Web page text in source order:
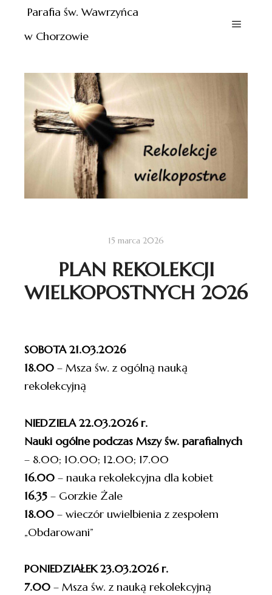
Parafia św. Wawrzyńca
w Chorzowie
15 marca 2026
PLAN REKOLEKCJI
WIELKOPOSTNYCH 2026
SOBOTA 21.03.2026
18.00 – Msza św. z ogólną nauką
rekolekcyjną
NIEDZIELA 22.03.2026 r.
Nauki ogólne podczas Mszy św. parafialnych
– 8.00; 10.00; 12.00; 17.00
16.00 – nauka rekolekcyjna dla kobiet
16.35 – Gorzkie Żale
18.00 – wieczór uwielbienia z zespołem
„Obdarowani”
PONIEDZIAŁEK 23.03.2026 r.
7.00 – Msza św. z nauką rekolekcyjną